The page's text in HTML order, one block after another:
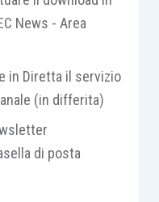
pensi ad esempio
consistente nella
settori
un’impennata dei
nella fase di
News - Area
in Diretta il servizio
(in differita)
di posta